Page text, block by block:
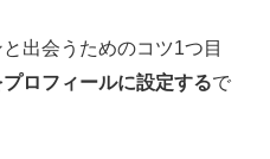
出会うためのコツ1つ目
ロフィールに設定するで